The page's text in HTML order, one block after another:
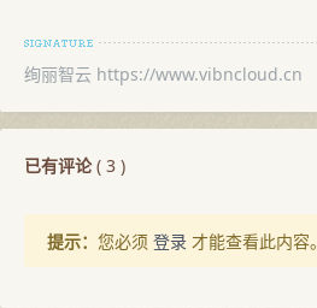
绚丽智云 https://www.vibncloud.cn
已有评论( 3 )
提示： 您必须 登录 才能查看此内容。